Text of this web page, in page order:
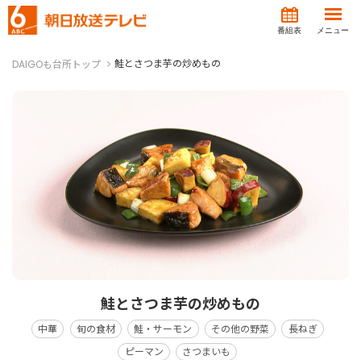
番組表 メニュー
DAIGOも台所トップ 鮭とさつま芋の炒めもの
鮭とさつま芋の炒めもの
中華 旬の食材 鮭・サーモン その他の野菜
長ねぎ
ピーマン
さつまいも